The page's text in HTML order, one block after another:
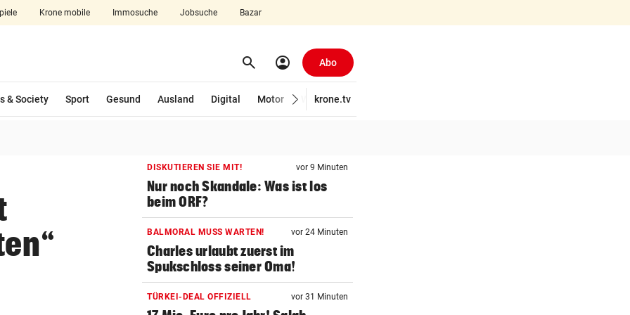
Krone mobile Immosuche Jobsuche Bazar
aufklappen search Suchen
account_circle Abo
& Society
Sport Gesund Ausland Digital Motor Wirtschaft
krone.tv
DISKUTIEREN SIE MIT! vor 9 Minuten
Nur noch Skandale: Was ist los
beim ORF?
BALMORAL MUSS WARTEN! vor 24 Minuten
Charles urlaubt zuerst im
Spukschloss seiner Oma!
TÜRKEI-DEAL OFFIZIELL vor 31 Minuten